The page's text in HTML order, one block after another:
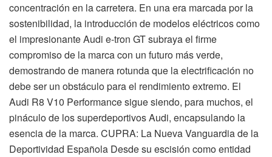
concentración en la carretera. En una era marcada por la
sostenibilidad, la introducción de modelos eléctricos como
el impresionante Audi e-tron GT subraya el firme
compromiso de la marca con un futuro más verde,
demostrando de manera rotunda que la electrificación no
debe ser un obstáculo para el rendimiento extremo. El
Audi R8 V10 Performance sigue siendo, para muchos, el
pináculo de los superdeportivos Audi, encapsulando la
esencia de la marca. CUPRA: La Nueva Vanguardia de la
Deportividad Española Desde su escisión como entidad